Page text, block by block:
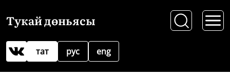
Тукай дөньясы
рус
тат eng